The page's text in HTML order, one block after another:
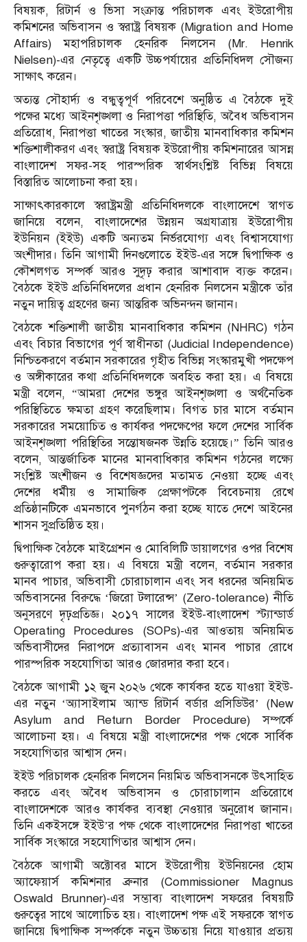
বিষয়ক, রিটার্ন ও ভিসা সংক্রান্ত পরিচালক এবং ইউরোপীয়
কমিশনের অভিবাসন ও স্বরাষ্ট্র বিষয়ক (Migration and Home
Affairs) মহাপরিচালক হেনরিক নিলসেন (Mr. Henrik
Nielsen)-এর নেতৃত্বে একটি উচ্চপর্যায়ের প্রতিনিধিদল সৌজন্য
সাক্ষাৎ করেন।
অত্যন্ত সৌহার্দ্য ও বন্ধুত্বপূর্ণ পরিবেশে অনুষ্ঠিত এ বৈঠকে দুই
পক্ষের মধ্যে আইনশৃঙ্খলা ও নিরাপত্তা পরিস্থিতি, অবৈধ অভিবাসন
প্রতিরোধ, নিরাপত্তা খাতের সংস্কার, জাতীয় মানবাধিকার কমিশন
শক্তিশালীকরণ এবং স্বরাষ্ট্র বিষয়ক ইউরোপীয় কমিশনারের আসন্ন
বাংলাদেশ সফর-সহ পারস্পরিক স্বার্থসংশ্লিষ্ট বিভিন্ন বিষয়ে
বিস্তারিত আলোচনা করা হয়।
সাক্ষাৎকারকালে স্বরাষ্ট্রমন্ত্রী প্রতিনিধিদলকে বাংলাদেশে স্বাগত
জানিয়ে বলেন, বাংলাদেশের উন্নয়ন অগ্রযাত্রায় ইউরোপীয়
ইউনিয়ন (ইইউ) একটি অন্যতম নির্ভরযোগ্য এবং বিশ্বাসযোগ্য
অংশীদার। তিনি আগামী দিনগুলোতে ইইউ-এর সঙ্গে দ্বিপাক্ষিক ও
কৌশলগত সম্পর্ক আরও সুদৃঢ় করার আশাবাদ ব্যক্ত করেন।
বৈঠকে ইইউ প্রতিনিধিদলের প্রধান হেনরিক নিলসেন মন্ত্রীকে তাঁর
নতুন দায়িত্ব গ্রহণের জন্য আন্তরিক অভিনন্দন জানান।
বৈঠকে শক্তিশালী জাতীয় মানবাধিকার কমিশন (NHRC) গঠন
এবং বিচার বিভাগের পূর্ণ স্বাধীনতা (Judicial Independence)
নিশ্চিতকরণে বর্তমান সরকারের গৃহীত বিভিন্ন সংস্কারমুখী পদক্ষেপ
ও অঙ্গীকারের কথা প্রতিনিধিদলকে অবহিত করা হয়। এ বিষয়ে
মন্ত্রী বলেন, “আমরা দেশের ভঙ্গুর আইনশৃঙ্খলা ও অর্থনৈতিক
পরিস্থিতিতে ক্ষমতা গ্রহণ করেছিলাম। বিগত চার মাসে বর্তমান
সরকারের সময়োচিত ও কার্যকর পদক্ষেপের ফলে দেশের সার্বিক
আইনশৃঙ্খলা পরিস্থিতির সন্তোষজনক উন্নতি হয়েছে।” তিনি আরও
বলেন, আন্তর্জাতিক মানের মানবাধিকার কমিশন গঠনের লক্ষ্যে
সংশ্লিষ্ট অংশীজন ও বিশেষজ্ঞদের মতামত নেওয়া হচ্ছে এবং
দেশের ধর্মীয় ও সামাজিক প্রেক্ষাপটকে বিবেচনায় রেখে
প্রতিষ্ঠানটিকে এমনভাবে পুনর্গঠন করা হচ্ছে যাতে দেশে আইনের
শাসন সুপ্রতিষ্ঠিত হয়।
দ্বিপাক্ষিক বৈঠকে মাইগ্রেশন ও মোবিলিটি ডায়ালগের ওপর বিশেষ
গুরুত্বারোপ করা হয়। এ বিষয়ে মন্ত্রী বলেন, বর্তমান সরকার
মানব পাচার, অভিবাসী চোরাচালান এবং সব ধরনের অনিয়মিত
অভিবাসনের বিরুদ্ধে ‘জিরো টলারেন্স’ (Zero-tolerance) নীতি
অনুসরণে দৃঢ়প্রতিজ্ঞ। ২০১৭ সালের ইইউ-বাংলাদেশ স্ট্যান্ডার্ড
Operating Procedures (SOPs)-এর আওতায় অনিয়মিত
অভিবাসীদের নিরাপদে প্রত্যাবাসন এবং মানব পাচার রোধে
পারস্পরিক সহযোগিতা আরও জোরদার করা হবে।
বৈঠকে আগামী ১২ জুন ২০২৬ থেকে কার্যকর হতে যাওয়া ইইউ-
এর নতুন ‘অ্যাসাইলাম অ্যান্ড রিটার্ন বর্ডার প্রসিডিউর’ (New
Asylum and Return Border Procedure) সম্পর্কে
আলোচনা হয়। এ বিষয়ে মন্ত্রী বাংলাদেশের পক্ষ থেকে সার্বিক
সহযোগিতার আশ্বাস দেন।
ইইউ পরিচালক হেনরিক নিলসেন নিয়মিত অভিবাসনকে উৎসাহিত
করতে এবং অবৈধ অভিবাসন ও চোরাচালান প্রতিরোধে
বাংলাদেশকে আরও কার্যকর ব্যবস্থা নেওয়ার অনুরোধ জানান।
তিনি একইসঙ্গে ইইউ’র পক্ষ থেকে বাংলাদেশের নিরাপত্তা খাতের
সার্বিক সংস্কারে সহযোগিতার আশ্বাস দেন।
বৈঠকে আগামী অক্টোবর মাসে ইউরোপীয় ইউনিয়নের হোম
অ্যাফেয়ার্স কমিশনার ব্রুনার (Commissioner Magnus
Oswald Brunner)-এর সম্ভাব্য বাংলাদেশ সফরের বিষয়টি
গুরুত্বের সাথে আলোচিত হয়। বাংলাদেশ পক্ষ এই সফরকে স্বাগত
জানিয়ে দ্বিপাক্ষিক সম্পর্ককে নতুন উচ্চতায় নিয়ে যাওয়ার প্রত্যয়